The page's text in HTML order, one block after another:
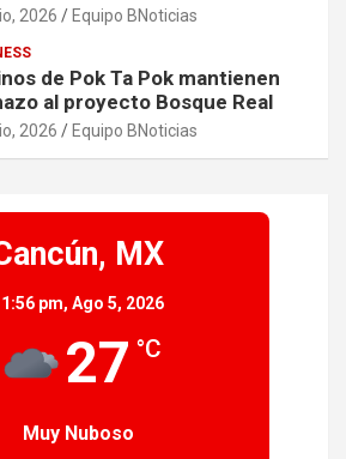
tras persecución
2026 Equipo BNoticias
de Pok Ta Pok mantienen
al proyecto Bosque Real
2026 Equipo BNoticias
MX
pm, Ago 5, 2026
27 °C
Muy Nuboso